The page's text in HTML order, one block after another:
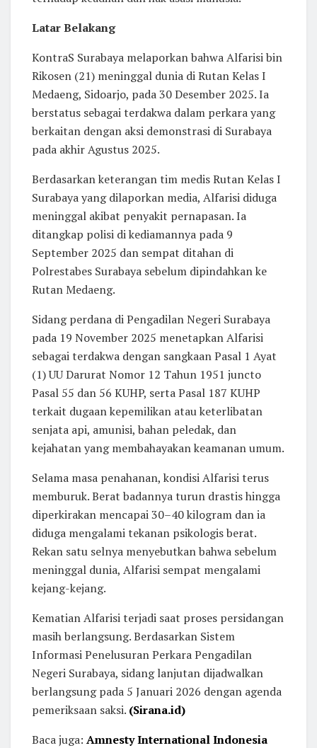
Latar Belakang
KontraS Surabaya melaporkan bahwa Alfarisi bin
Rikosen (21) meninggal dunia di Rutan Kelas I
Medaeng, Sidoarjo, pada 30 Desember 2025. Ia
berstatus sebagai terdakwa dalam perkara yang
berkaitan dengan aksi demonstrasi di Surabaya
pada akhir Agustus 2025.
Berdasarkan keterangan tim medis Rutan Kelas I
Surabaya yang dilaporkan media, Alfarisi diduga
meninggal akibat penyakit pernapasan. Ia
ditangkap polisi di kediamannya pada 9
September 2025 dan sempat ditahan di
Polrestabes Surabaya sebelum dipindahkan ke
Rutan Medaeng.
Sidang perdana di Pengadilan Negeri Surabaya
pada 19 November 2025 menetapkan Alfarisi
sebagai terdakwa dengan sangkaan Pasal 1 Ayat
(1) UU Darurat Nomor 12 Tahun 1951 juncto
Pasal 55 dan 56 KUHP, serta Pasal 187 KUHP
terkait dugaan kepemilikan atau keterlibatan
senjata api, amunisi, bahan peledak, dan
kejahatan yang membahayakan keamanan umum.
Selama masa penahanan, kondisi Alfarisi terus
memburuk. Berat badannya turun drastis hingga
diperkirakan mencapai 30–40 kilogram dan ia
diduga mengalami tekanan psikologis berat.
Rekan satu selnya menyebutkan bahwa sebelum
meninggal dunia, Alfarisi sempat mengalami
kejang-kejang.
Kematian Alfarisi terjadi saat proses persidangan
masih berlangsung. Berdasarkan Sistem
Informasi Penelusuran Perkara Pengadilan
Negeri Surabaya, sidang lanjutan dijadwalkan
berlangsung pada 5 Januari 2026 dengan agenda
pemeriksaan saksi. (Sirana.id)
Baca juga: Amnesty International Indonesia